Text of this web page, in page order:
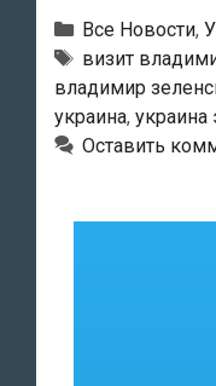
и
Рубрики
Все Новости,
Метки
визит
владимир
украина, украина
Оставить